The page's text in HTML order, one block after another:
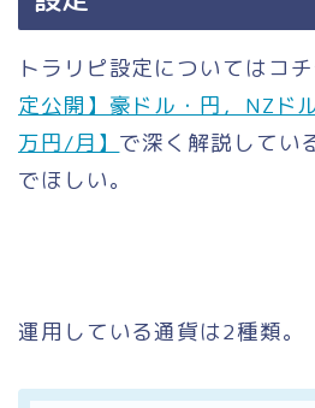
トラリピ設定についてはコ
定公開】豪ドル・円，NZド
万円/月】 で深く解説してい
でほしい。
運用している通貨は2種類。